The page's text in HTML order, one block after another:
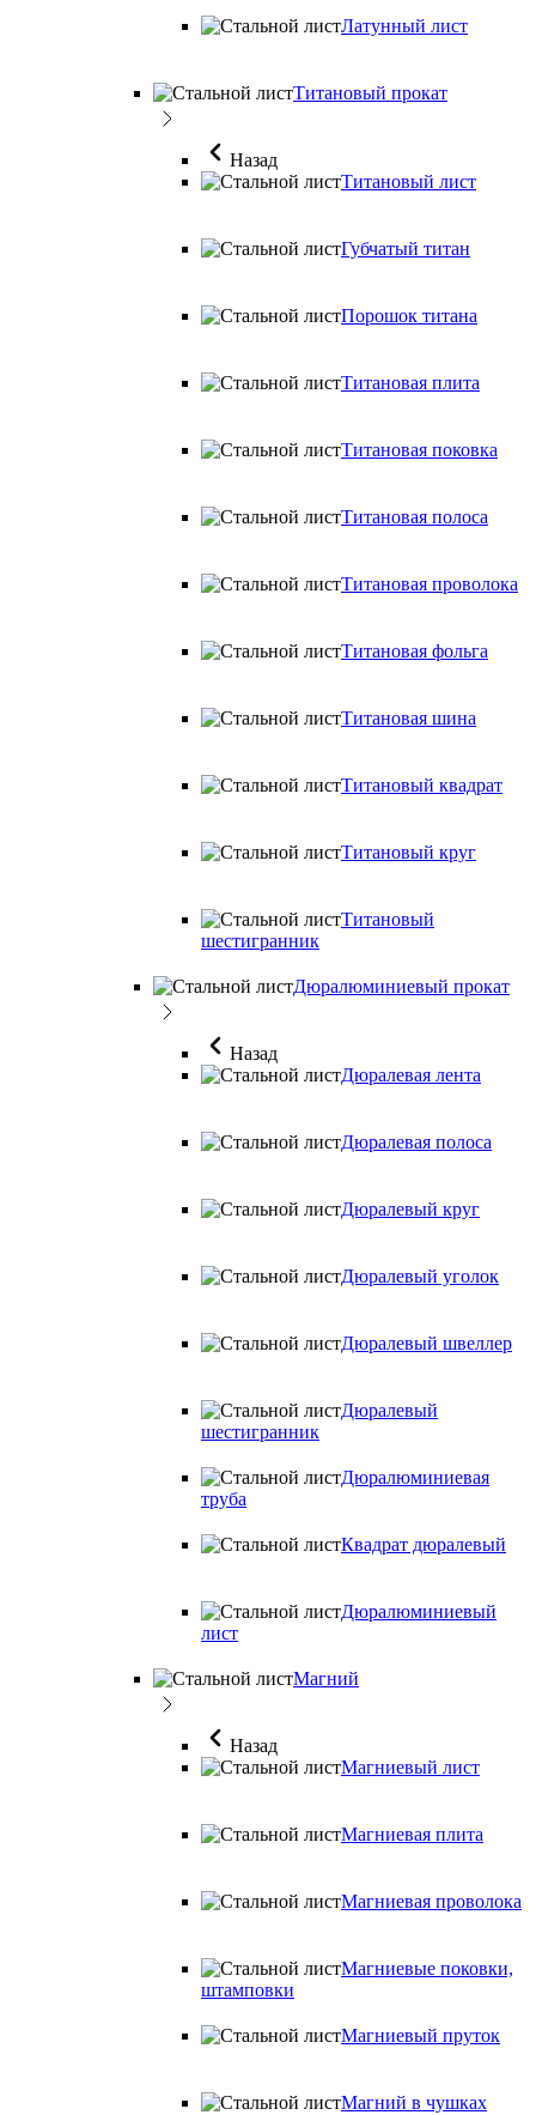
Латунный лист
Титановый прокат
Назад
Титановый лист
Губчатый титан
Порошок титана
Титановая плита
Титановая поковка
Титановая полоса
Титановая проволока
Титановая фольга
Титановая шина
Титановый квадрат
Титановый круг
Титановый
шестигранник
Дюралюминиевый прокат
Назад
Дюралевая лента
Дюралевая полоса
Дюралевый круг
Дюралевый уголок
Дюралевый швеллер
Дюралевый
шестигранник
Дюралюминиевая
труба
Квадрат дюралевый
Дюралюминиевый
лист
Магний
Назад
Магниевый лист
Магниевая плита
Магниевая проволока
Магниевые поковки,
штамповки
Магниевый пруток
Магний в чушках